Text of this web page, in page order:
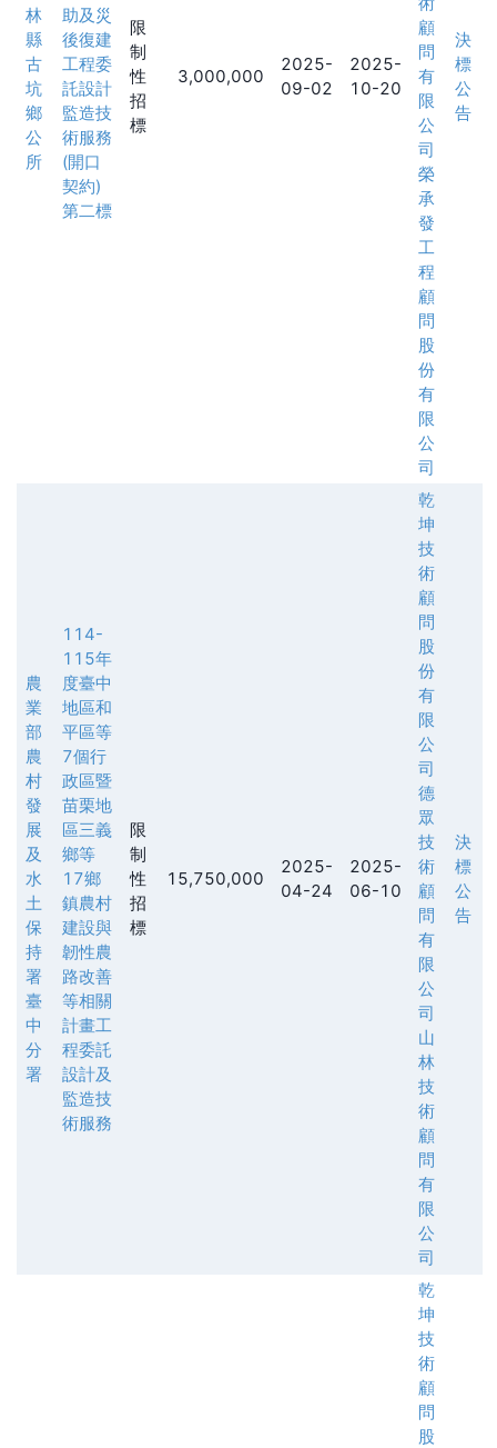
林
縣
古
坑
鄉
公
所
助及災
後復建
工程委
託設計
監造技
術服務
(開口
契約)
第二標
限
制
性
招
標
3,000,000
2025-
09-02
2025-
10-20
顧
問
有
限
公
司
榮
承
發
工
程
顧
問
股
份
有
限
公
司
決
標
公
告
農
業
部
農
村
發
展
及
水
土
保
持
署
臺
中
分
署
114-
115年
度臺中
地區和
平區等
7個行
政區暨
苗栗地
區三義
鄉等
17鄉
鎮農村
建設與
韌性農
路改善
等相關
計畫工
程委託
設計及
監造技
術服務
限
制
性
招
標
15,750,000
2025-
04-24
2025-
06-10
乾
坤
技
術
顧
問
股
份
有
限
公
司
德
眾
技
術
顧
問
有
限
公
司
山
林
技
術
顧
問
有
限
公
司
決
標
公
告
乾
坤
技
術
顧
問
股